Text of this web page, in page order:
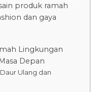
produk ramah
dan gaya
Lingkungan
Depan
Ulang dan